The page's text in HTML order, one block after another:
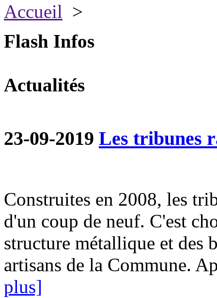
Accueil >
Flash Infos
Actualités
23-09-2019 Les tribunes
Construites en 2008, les
d'un coup de neuf. C'est
structure métallique et des
artisans de la Commune.
plus]